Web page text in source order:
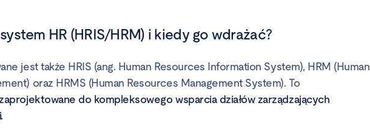
HR (HRIS/HRM) i kiedy go wdrażać?
jest także HRIS (ang. Human Resources Information System), HRM (Human
oraz HRMS (Human Resources Management System). To
do kompleksowego wsparcia działów zarządzających